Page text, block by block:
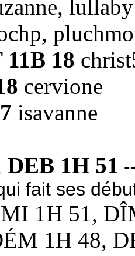
lullaby
18
cervione
isavanne
DEB 1H 51
fait ses
1H 51,
1H 48,